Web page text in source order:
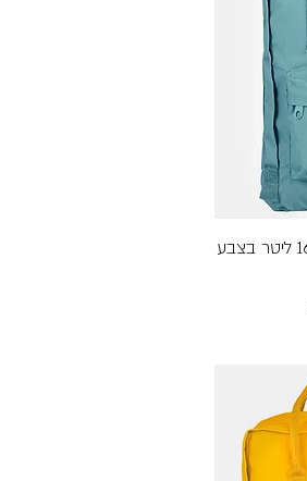
Classic - תיק גב קאן קן קלאסי 16 ליטר בצבע